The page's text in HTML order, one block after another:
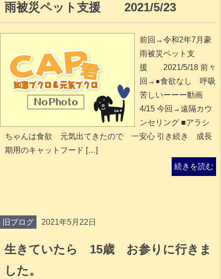
雨被災ペット支援 2021/5/23
前回→令和2年7月豪
雨被災ペット支
援 2021/5/18 前々
回→●食欲なし 呼吸
苦しいーーー動画
4/15 今回→遠隔カウ
ンセリング ■アラシ
ちゃんは食欲 元気出てきたので 一安心 引き続き 成長
期用のキャットフード […]
続きを読む
旧ブログ 2021年5月22日
生きていたら 15歳 お参りに行きま
した。